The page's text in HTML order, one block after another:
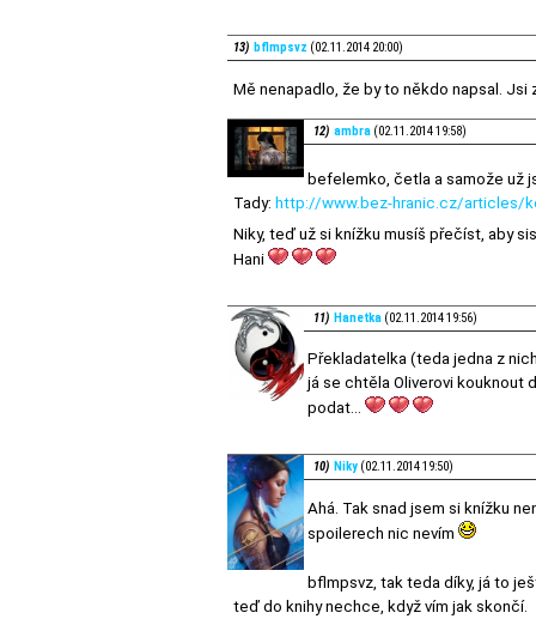
13) bflmpsvz (02.11.2014 20:00)
Mě nenapadlo, že by to někdo napsal. Jsi
12) ambra (02.11.2014 19:58)
befelemko, četla a samože už
Tady: http://www.bez-hranic.cz/articles/
Niky, teď už si knížku musíš přečíst, aby
Hani
11) Hanetka (02.11.2014 19:56)
Překladatelka (teda jedna z
já se chtěla Oliverovi kouknout
podat...
10) Niky (02.11.2014 19:50)
Ahá. Tak snad jsem si knížku
spoilerech nic nevím
bflmpsvz, tak teda díky, já to
teď do knihy nechce, když vím jak skončí.